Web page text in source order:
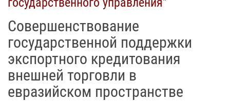
Совершенствование
государственной поддержки
экспортного кредитования
внешней торговли в
евразийском пространстве